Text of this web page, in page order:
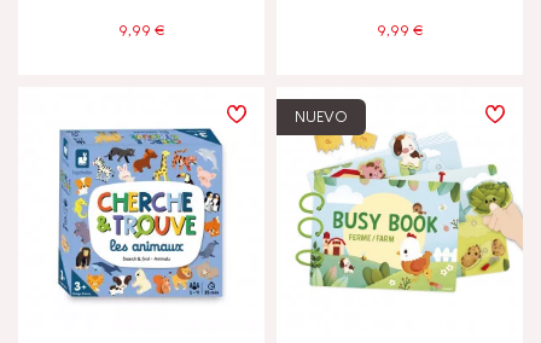
Luz
Musical / Sonido
Pintura al agua
9,99 € 9,99 €
NUEVO